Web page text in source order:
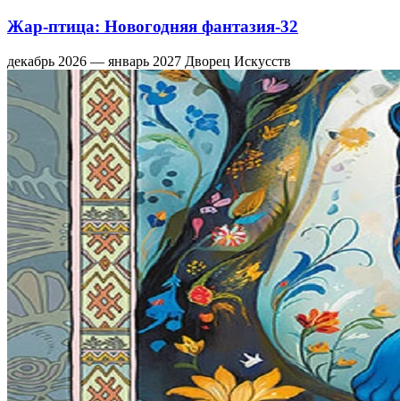
Жар-птица: Новогодняя фантазия-32
декабрь 2026 — январь 2027 Дворец Искусств